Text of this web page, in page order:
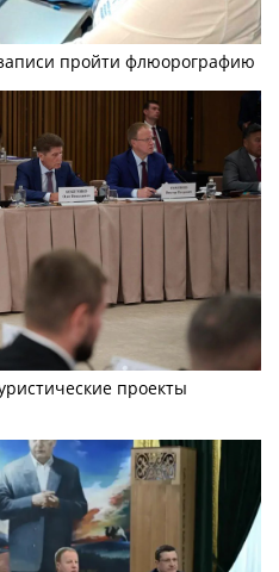
пройти флюорографию
проекты